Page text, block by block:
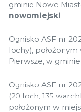
gminie Nowe
nowomiejski
Ognisko ASF nr
lochy),
Pierwsze, w
Ognisko ASF nr
(20 loch, 135
położonym w